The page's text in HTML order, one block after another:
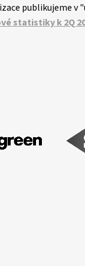
publikujeme v
statistiky k 2Q